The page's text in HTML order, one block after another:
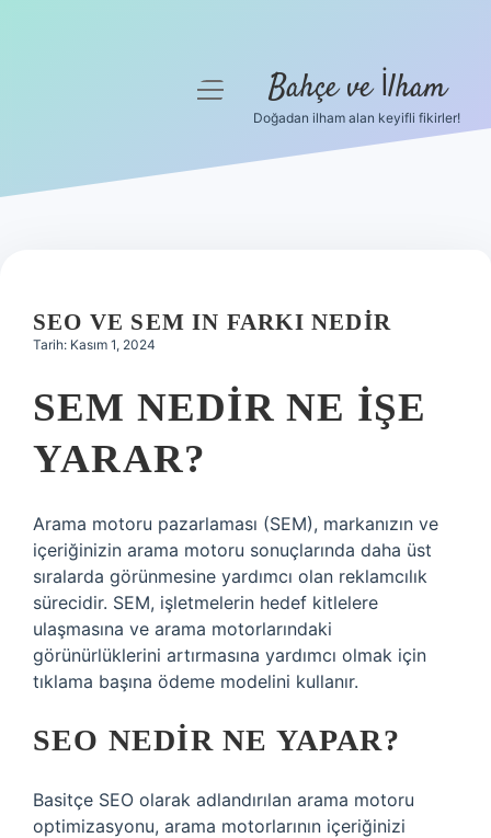
Hakkımızda
menüyü
Bahçe ve İlham
Doğadan ilham alan keyifli fikirler!
SEO VE SEM IN FARKI NEDIR
Tarih: Kasım 1, 2024
SEM NEDIR NE IŞE
YARAR?
Arama motoru pazarlaması (SEM), markanızın ve
içeriğinizin arama motoru sonuçlarında daha üst
sıralarda görünmesine yardımcı olan reklamcılık
sürecidir. SEM, işletmelerin hedef kitlelere
ulaşmasına ve arama motorlarındaki
görünürlüklerini artırmasına yardımcı olmak için
tıklama başına ödeme modelini kullanır.
SEO NEDIR NE YAPAR?
Basitçe SEO olarak adlandırılan arama motoru
optimizasyonu, arama motorlarının içeriğinizi